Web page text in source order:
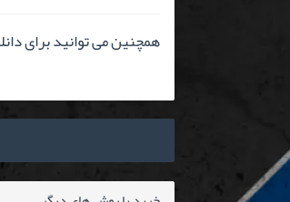
همچنین می توانید برای